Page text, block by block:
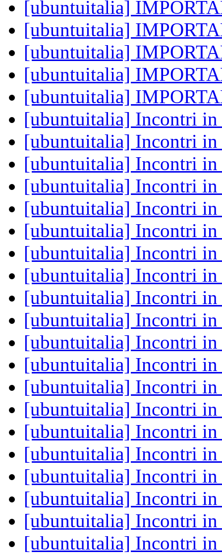
[ubuntuitalia]
[ubuntuitalia]
[ubuntuitalia]
[ubuntuitalia]
[ubuntuitalia]
[ubuntuitalia] Incontri
[ubuntuitalia] Incontri
[ubuntuitalia] Incontri
[ubuntuitalia] Incontri
[ubuntuitalia] Incontri
[ubuntuitalia] Incontri
[ubuntuitalia] Incontri
[ubuntuitalia] Incontri
[ubuntuitalia] Incontri
[ubuntuitalia] Incontri
[ubuntuitalia] Incontri
[ubuntuitalia] Incontri
[ubuntuitalia] Incontri
[ubuntuitalia] Incontri
[ubuntuitalia] Incontri
[ubuntuitalia] Incontri
[ubuntuitalia] Incontri
[ubuntuitalia] Incontri
[ubuntuitalia] Incontri
[ubuntuitalia] Incontri